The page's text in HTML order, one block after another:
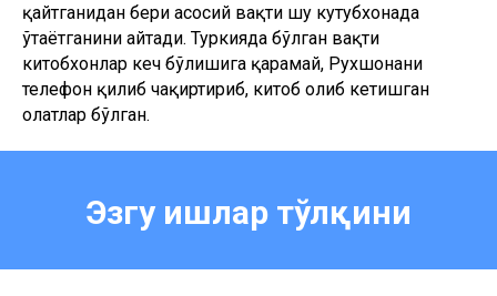
қайтганидан бери асосий вақти шу кутубхонада
ўтаётганини айтади. Туркияда бўлган вақти
китобхонлар кеч бўлишига қарамай, Рухшонани
телефон қилиб чақиртириб, китоб олиб кетишган
ҳолатлар бўлган.
Эзгу ишлар тўлқини